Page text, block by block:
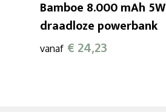
Bamboe 8.000 mAh 5W
draadloze powerbank
vanaf € 24,23